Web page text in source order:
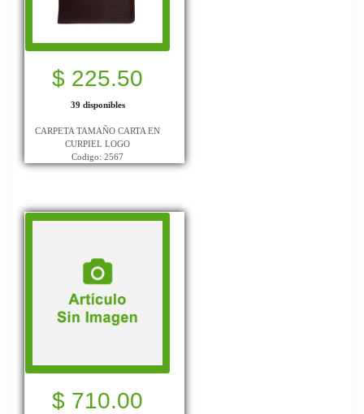
$ 225.50
39 disponibles
CARPETA TAMAÑO CARTA EN
CURPIEL LOGO
Codigo: 2567
$ 710.00